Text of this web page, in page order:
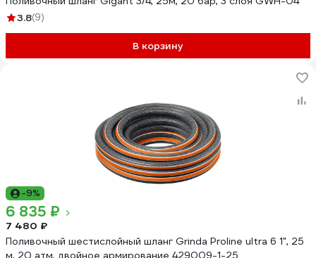
3.8(9)
В корзину
-9%
6 835 ₽
7 480 ₽
Поливочный шестислойный шланг Grinda Proline ultra 6 1", 25
м, 20 атм, двойное армирование 429009-1-25